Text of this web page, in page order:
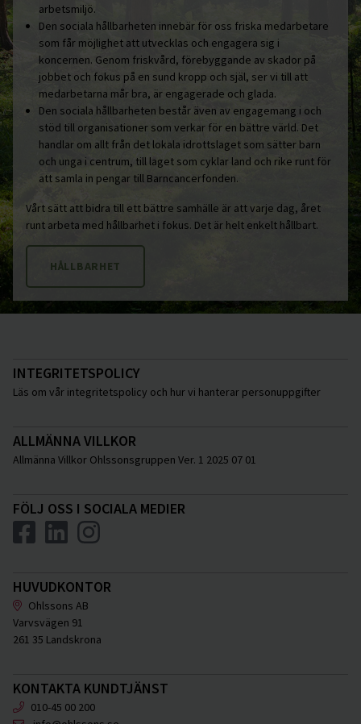
arbetsmiljö.
Den sociala hållbarheten innebär för oss friska medarbetare
som får möjlighet att utvecklas och engagera sig i
koncernen. Genom friskvård, förebyggande av skador på
jobbet och fokus på en sund kropp och själ, ser vi till att
medarbetarna mår bra, är engagerade och glada.
Den sociala hållbarheten består även av engagemang i och
stöd till organisationer som verkar för en bättre värld. Det
handlar om allt från det lokala idrottslaget som sätter barn
och unga i centrum, till laget som cyklar land och rike runt för
att samla in pengar till Barncancerfonden.
Vårt sätt att bidra till ett bättre samhälle är att varje dag, året
runt arbeta med hållbarhet i fokus. Det är helt enkelt hållbart.
HÅLLBARHET
INTEGRITETSPOLICY
Läs om vår integritetspolicy och hur vi hanterar personuppgifter
ALLMÄNNA VILLKOR
Allmänna Villkor Ohlssonsgruppen Ver. 1 2025 07 01
FÖLJ OSS I SOCIALA MEDIER
HUVUDKONTOR
Ohlssons AB
Varvsvägen 91
261 35 Landskrona
KONTAKTA KUNDTJÄNST
010-45 00 200